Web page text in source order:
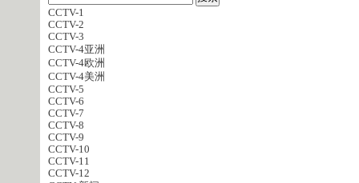
CCTV-1
CCTV-2
CCTV-3
CCTV-4亚洲
CCTV-4欧洲
CCTV-4美洲
CCTV-5
CCTV-6
CCTV-7
CCTV-8
CCTV-9
CCTV-10
CCTV-11
CCTV-12